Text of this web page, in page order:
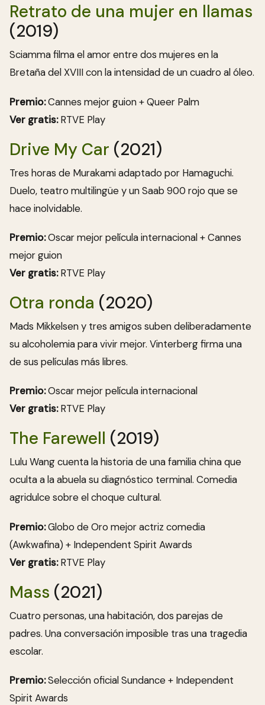
Retrato de una mujer en llamas
(2019)
Sciamma filma el amor entre dos mujeres en la
Bretaña del XVIII con la intensidad de un cuadro al óleo.
Premio:Cannes mejor guion + Queer Palm
Ver gratis:RTVE Play
Drive My Car (2021)
Tres horas de Murakami adaptado por Hamaguchi.
Duelo, teatro multilingüe y un Saab 900 rojo que se
hace inolvidable.
Premio:Oscar mejor película internacional + Cannes
mejor guion
Ver gratis:RTVE Play
Otra ronda (2020)
Mads Mikkelsen y tres amigos suben deliberadamente
su alcoholemia para vivir mejor. Vinterberg firma una
de sus películas más libres.
Premio:Oscar mejor película internacional
Ver gratis:RTVE Play
The Farewell (2019)
Lulu Wang cuenta la historia de una familia china que
oculta a la abuela su diagnóstico terminal. Comedia
agridulce sobre el choque cultural.
Premio:Globo de Oro mejor actriz comedia
(Awkwafina) + Independent Spirit Awards
Ver gratis:RTVE Play
Mass (2021)
Cuatro personas, una habitación, dos parejas de
padres. Una conversación imposible tras una tragedia
escolar.
Premio:Selección oficial Sundance + Independent
Spirit Awards